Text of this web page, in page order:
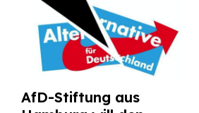
AfD-Stiftung aus